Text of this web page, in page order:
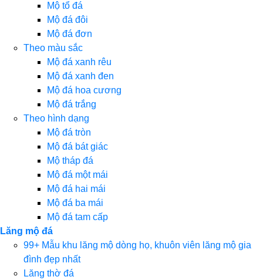
Mộ tổ đá
Mộ đá đôi
Mộ đá đơn
Theo màu sắc
Mộ đá xanh rêu
Mộ đá xanh đen
Mộ đá hoa cương
Mộ đá trắng
Theo hình dạng
Mộ đá tròn
Mộ đá bát giác
Mộ tháp đá
Mộ đá một mái
Mộ đá hai mái
Mộ đá ba mái
Mộ đá tam cấp
Lăng mộ đá
99+ Mẫu khu lăng mộ dòng họ, khuôn viên lăng mộ gia
đình đẹp nhất
Lăng thờ đá